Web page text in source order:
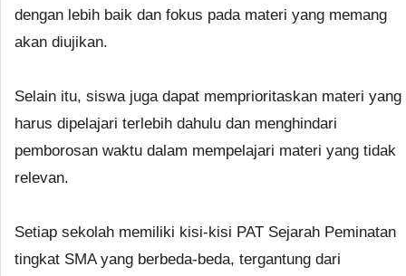
dengan lebih baik dan fokus pada materi yang memang
akan diujikan.
Selain itu, siswa juga dapat memprioritaskan materi yang
harus dipelajari terlebih dahulu dan menghindari
pemborosan waktu dalam mempelajari materi yang tidak
relevan.
Setiap sekolah memiliki kisi-kisi PAT Sejarah Peminatan
tingkat SMA yang berbeda-beda, tergantung dari